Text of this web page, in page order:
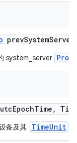
prevSystemServer
system_server
EpochTime ,
备及其 TimeUnit